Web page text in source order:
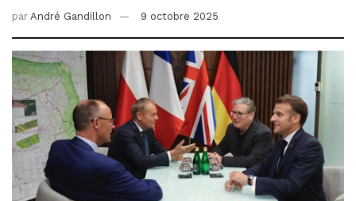
par André Gandillon 9 octobre 2025